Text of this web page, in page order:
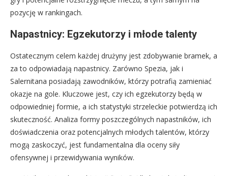
pozycję w rankingach.
Napastnicy: Egzekutorzy i młode talenty
Ostatecznym celem każdej drużyny jest zdobywanie bramek, a
za to odpowiadają napastnicy. Zarówno Spezia, jak i
Salernitana posiadają zawodników, którzy potrafią zamieniać
okazje na gole. Kluczowe jest, czy ich egzekutorzy będą w
odpowiedniej formie, a ich statystyki strzeleckie potwierdzą ich
skuteczność. Analiza formy poszczególnych napastników, ich
doświadczenia oraz potencjalnych młodych talentów, którzy
mogą zaskoczyć, jest fundamentalna dla oceny siły
ofensywnej i przewidywania wyników.